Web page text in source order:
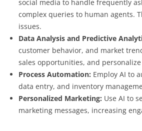
social media to handle frequently
complex queries to human agents.
issues.
Data Analysis and Predictive
customer behavior, and market
sales opportunities, and
Process Automation: Employ AI to
data entry, and inventory
Personalized Marketing: Use AI to
marketing messages, increasing